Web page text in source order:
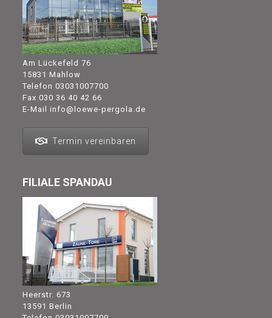
Am Lückefeld 76
15831 Mahlow
Telefon 03031007700
Fax 030 36 40 42 66
E-Mail info@loewe-pergola.de
Termin vereinbaren
FILIALE SPANDAU
Heerstr. 673
13591 Berlin